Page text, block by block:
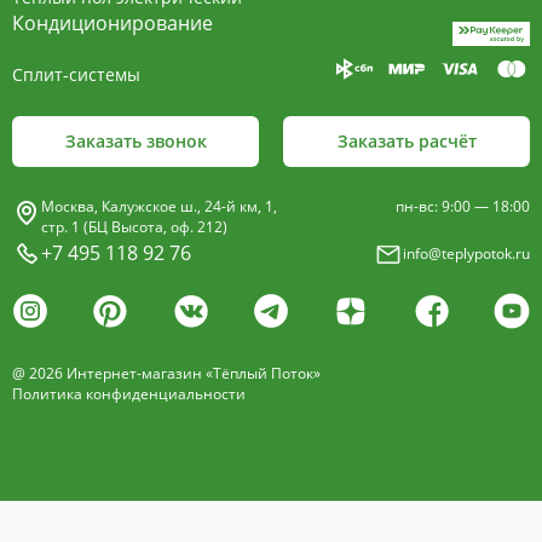
пластины, покрыт износостойким порошковым
покрытием чёрного цвета.
- изготавливается двух типов: рулонная и
анодированный алюминий четырёх цветов -
золото, бронза, чёрный, серебро (без доплат)
дерево – дуб натуральный
нержавеющая сталь
Кондиционирование
Сплит-системы
Заказать звонок Заказать расчёт
Москва, Калужское ш., 24-й км, 1,
стр. 1 (БЦ Высота, оф. 212)
+7 495 118 92 76
пн-вс: 9:00 — 18:00
info@teplypotok.ru
@ 2026 Интернет-магазин «Тёплый Поток»
Политика конфиденциальности